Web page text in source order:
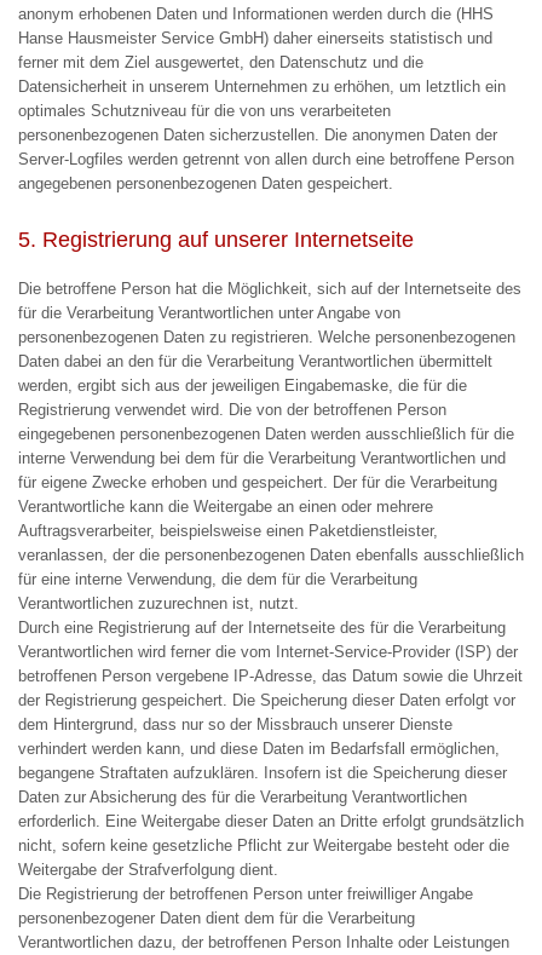
anonym erhobenen Daten und Informationen werden durch die (HHS
Hanse Hausmeister Service GmbH) daher einerseits statistisch und
ferner mit dem Ziel ausgewertet, den Datenschutz und die
Datensicherheit in unserem Unternehmen zu erhöhen, um letztlich ein
optimales Schutzniveau für die von uns verarbeiteten
personenbezogenen Daten sicherzustellen. Die anonymen Daten der
Server-Logfiles werden getrennt von allen durch eine betroffene Person
angegebenen personenbezogenen Daten gespeichert.
5. Registrierung auf unserer Internetseite
Die betroffene Person hat die Möglichkeit, sich auf der Internetseite des
für die Verarbeitung Verantwortlichen unter Angabe von
personenbezogenen Daten zu registrieren. Welche personenbezogenen
Daten dabei an den für die Verarbeitung Verantwortlichen übermittelt
werden, ergibt sich aus der jeweiligen Eingabemaske, die für die
Registrierung verwendet wird. Die von der betroffenen Person
eingegebenen personenbezogenen Daten werden ausschließlich für die
interne Verwendung bei dem für die Verarbeitung Verantwortlichen und
für eigene Zwecke erhoben und gespeichert. Der für die Verarbeitung
Verantwortliche kann die Weitergabe an einen oder mehrere
Auftragsverarbeiter, beispielsweise einen Paketdienstleister,
veranlassen, der die personenbezogenen Daten ebenfalls ausschließlich
für eine interne Verwendung, die dem für die Verarbeitung
Verantwortlichen zuzurechnen ist, nutzt.
Durch eine Registrierung auf der Internetseite des für die Verarbeitung
Verantwortlichen wird ferner die vom Internet-Service-Provider (ISP) der
betroffenen Person vergebene IP-Adresse, das Datum sowie die Uhrzeit
der Registrierung gespeichert. Die Speicherung dieser Daten erfolgt vor
dem Hintergrund, dass nur so der Missbrauch unserer Dienste
verhindert werden kann, und diese Daten im Bedarfsfall ermöglichen,
begangene Straftaten aufzuklären. Insofern ist die Speicherung dieser
Daten zur Absicherung des für die Verarbeitung Verantwortlichen
erforderlich. Eine Weitergabe dieser Daten an Dritte erfolgt grundsätzlich
nicht, sofern keine gesetzliche Pflicht zur Weitergabe besteht oder die
Weitergabe der Strafverfolgung dient.
Die Registrierung der betroffenen Person unter freiwilliger Angabe
personenbezogener Daten dient dem für die Verarbeitung
Verantwortlichen dazu, der betroffenen Person Inhalte oder Leistungen